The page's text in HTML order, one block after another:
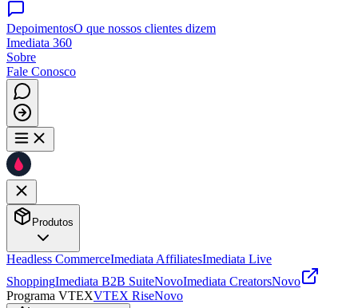
DepoimentosO que nossos clientes dizem
Imediata 360
Sobre
Fale Conosco
Produtos
Headless CommerceImediata AffiliatesImediata Live
ShoppingImediata B2B SuiteNovoImediata CreatorsNovo
Programa VTEXVTEX RiseNovo